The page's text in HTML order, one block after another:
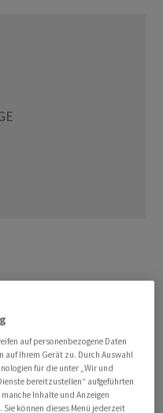
hat mit überraschend
und einem
verunsichert. Die Titel
nach eigenen
Fahrzeuge aus,
auf personenbezogene Daten
auf Ihrem Gerät zu. Durch Auswahl
für die unter „Wir und
bereitzustellen“ aufgeführten
Inhalte und Anzeigen
können dieses Menü jederzeit